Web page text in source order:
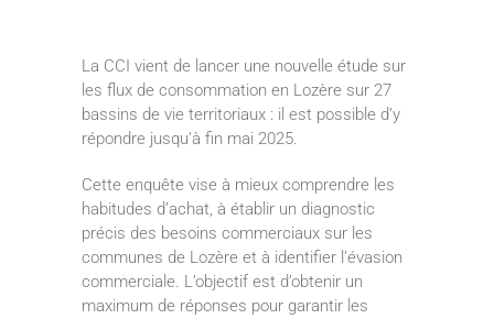
La CCI vient de lancer une nouvelle étude sur
les flux de consommation en Lozère sur 27
bassins de vie territoriaux : il est possible d’y
répondre jusqu’à fin mai 2025.
Cette enquête vise à mieux comprendre les
habitudes d’achat, à établir un diagnostic
précis des besoins commerciaux sur les
communes de Lozère et à identifier l’évasion
commerciale. L’objectif est d’obtenir un
maximum de réponses pour garantir les